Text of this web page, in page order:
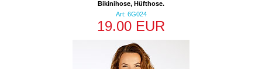
Bikinihose, Hüfthose.
Art: 6G024
19.00 EUR